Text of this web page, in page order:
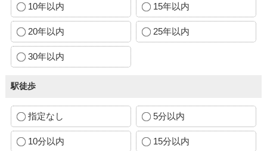
10年以内 15年以内
20年以内 25年以内
30年以内
駅徒歩
指定なし 5分以内
10分以内 15分以内